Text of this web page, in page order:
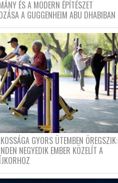
ÉS A MODERN ÉPÍTÉSZET
A GUGGENHEIM ABU DHABIBAN
GYORS ÜTEMBEN ÖREGSZIK:
NEGYEDIK EMBER KÖZELÍT A